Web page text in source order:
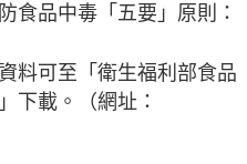
食品中毒「五要」原則：
料可至「衛生福利部食品
載。（網址：